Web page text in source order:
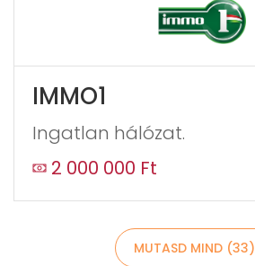
Küldés
IMMO1
Ingatlan hálózat.
2 000 000 Ft
MUTASD MIND (33)